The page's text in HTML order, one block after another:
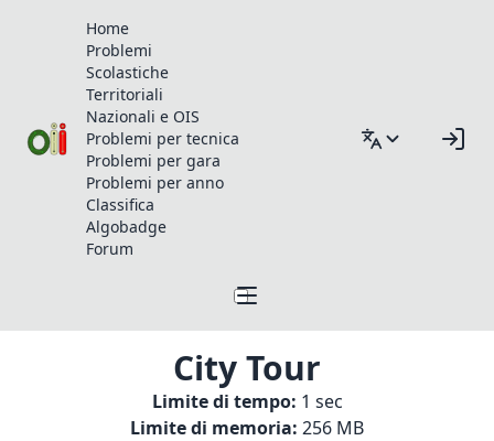
Home
Problemi
Scolastiche
Territoriali
Nazionali e OIS
Problemi per tecnica
Problemi per gara
Problemi per anno
Classifica
Algobadge
Forum
City Tour
Limite di tempo: 1 sec
Limite di memoria: 256 MB